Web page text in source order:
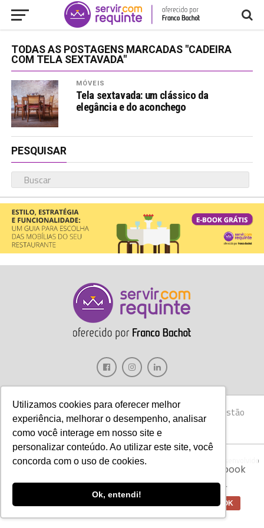
Utilizamos cookies para oferecer melhor
experiência, melhorar o desempenho, analisar
como você interage em nosso site e
personalizar conteúdo. Ao utilizar este site, você
concorda com o uso de cookies.
Ok, entendi!
TODAS AS POSTAGENS MARCADAS "CADEIRA
COM TELA SEXTAVADA"
MÓVEIS
Tela sextavada: um clássico da
elegância e do aconchego
PESQUISAR
Gastronomia Móveis Decoração Hotelaria
Gestão
Marketing
Tecnologia Eventos
Copyright © 2017 Servir com Requinte • Franco Bachot Móveis . Desenvolvido
Aviso:Nós da Franco Bachot utilizamos de
cookies com ferramentas do Google e Facebook
experiência de nossos clientes para oferecer
melhores produtos e serviços. OK